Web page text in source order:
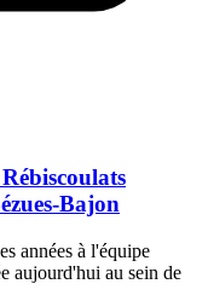
Bajon
années à l'équipe
aujourd'hui au sein de